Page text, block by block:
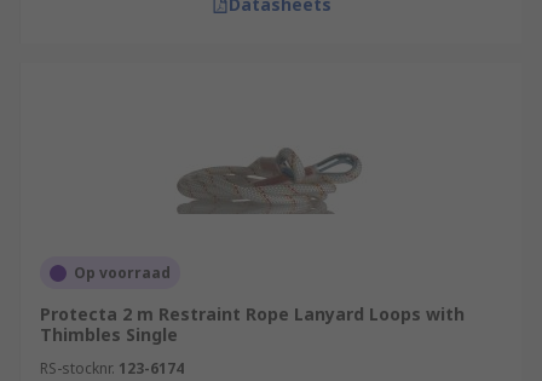
Op voorraad
Protecta 2 m Restraint Rope Lanyard Loops with
Thimbles Single
RS-stocknr. 123-6174